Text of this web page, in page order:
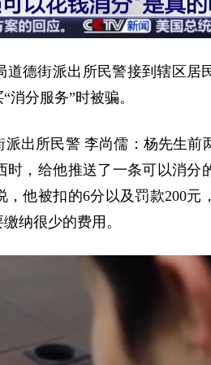
道德街派出所民警接到辖区居
分服务”时被骗。
出所民警 李尚儒：杨先生前
时，给他推送了一条可以消分
他被扣的6分以及罚款200元
纳很少的费用。